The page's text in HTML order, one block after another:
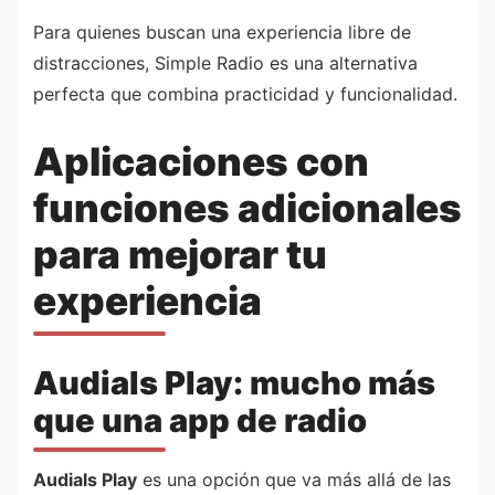
Para quienes buscan una experiencia libre de
distracciones, Simple Radio es una alternativa
perfecta que combina practicidad y funcionalidad.
Aplicaciones con
funciones adicionales
para mejorar tu
experiencia
Audials Play: mucho más
que una app de radio
Audials Play es una opción que va más allá de las